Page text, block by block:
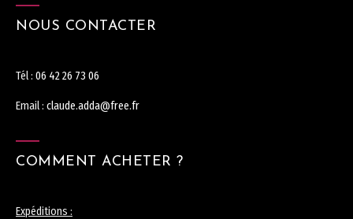
NOUS CONTACTER
Tél : 06 42 26 73 06
Email : claude.adda@free.fr
COMMENT ACHETER ?
Expéditions :